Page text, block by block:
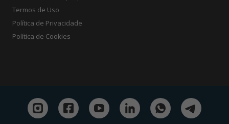
Termos de Uso
Política de Privacidade
Política de Cookies